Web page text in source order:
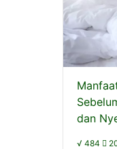
dan
√ 484